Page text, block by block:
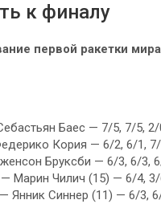
к финалу
Баес — 7/5, 7/5, 2/
Кория — 6/2, 6/1,
Бруксби — 6/3, 6/3,
Марин Чилич (15) — 6/4,
Янник Синнер (11) — 6/3,